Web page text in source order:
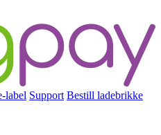
label Support Bestill ladebrikke